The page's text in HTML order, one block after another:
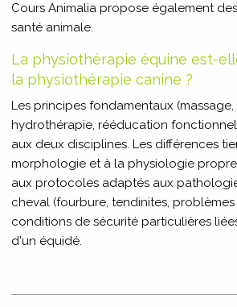
Cours Animalia propose également
santé animale.
La physiothérapie équine est-
la physiothérapie canine ?
Les principes fondamentaux
hydrothérapie, rééducation
aux deux disciplines. Les différences
morphologie et à la physiologie
aux protocoles adaptés aux
cheval (fourbure, tendinites,
conditions de sécurité particulières
d'un équidé.